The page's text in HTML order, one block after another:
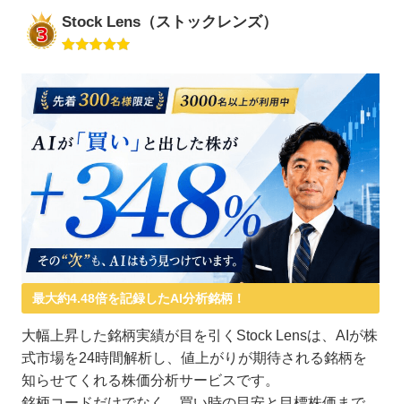
Stock Lens（ストックレンズ）
最大約4.48倍を記録したAI分析銘柄！
大幅上昇した銘柄実績が目を引くStock Lensは、AIが株
式市場を24時間解析し、値上がりが期待される銘柄を
知らせてくれる株価分析サービスです。